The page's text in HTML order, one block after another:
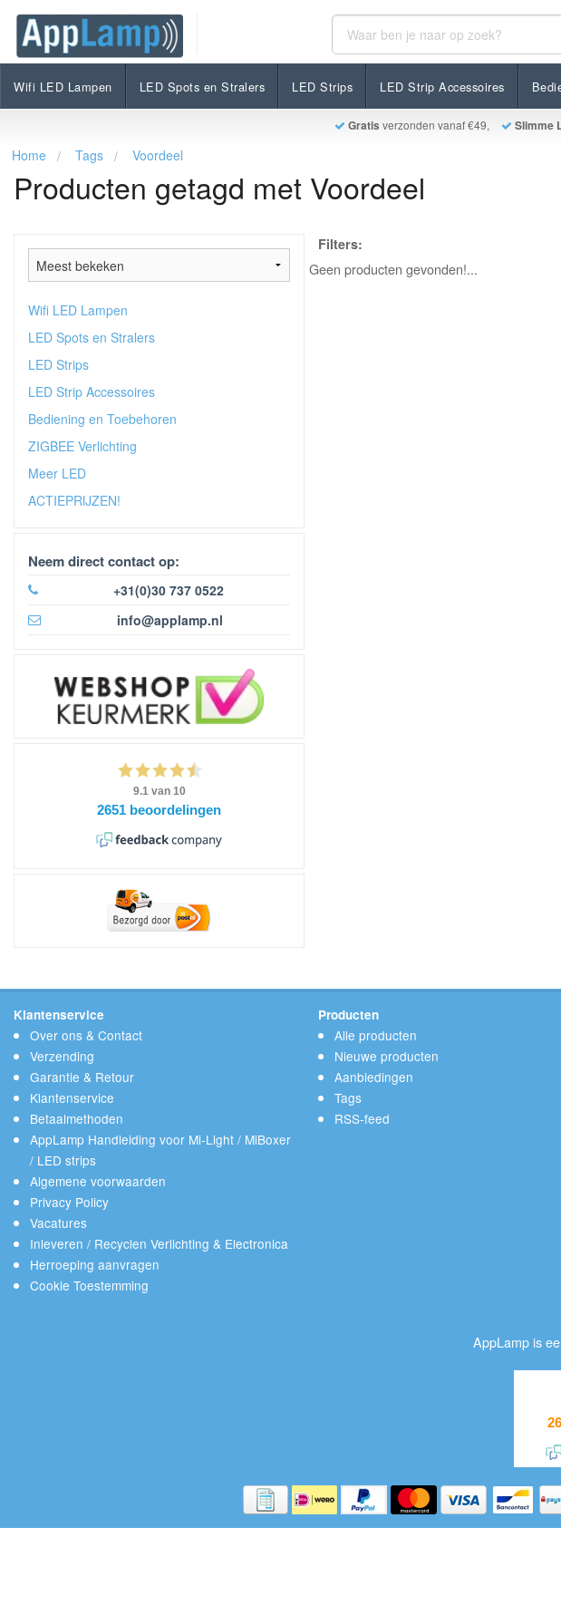
Wifi LED Lampen LED Spots en Stralers LED Strips LED Strip Accessoires
Gratis verzonden vanaf €49, Slimme
Home Tags Voordeel
Producten getagd met Voordeel
Wifi LED Lampen
LED Spots en Stralers
LED Strips
LED Strip Accessoires
Bediening en Toebehoren
ZIGBEE Verlichting
Meer LED
ACTIEPRIJZEN!
Neem direct contact op:
+31(0)30 737 0522
info@applamp.nl
Filters:
Geen producten gevonden!...
Klantenservice
Over ons & Contact
Verzending
Garantie & Retour
Klantenservice
Betaalmethoden
AppLamp Handleiding voor Mi-Light / MiBoxer
/ LED strips
Algemene voorwaarden
Privacy Policy
Vacatures
Inleveren / Recyclen Verlichting & Electronica
Herroeping aanvragen
Cookie Toestemming
Producten
Alle producten
Nieuwe producten
Aanbiedingen
Tags
RSS-feed
AppLamp is